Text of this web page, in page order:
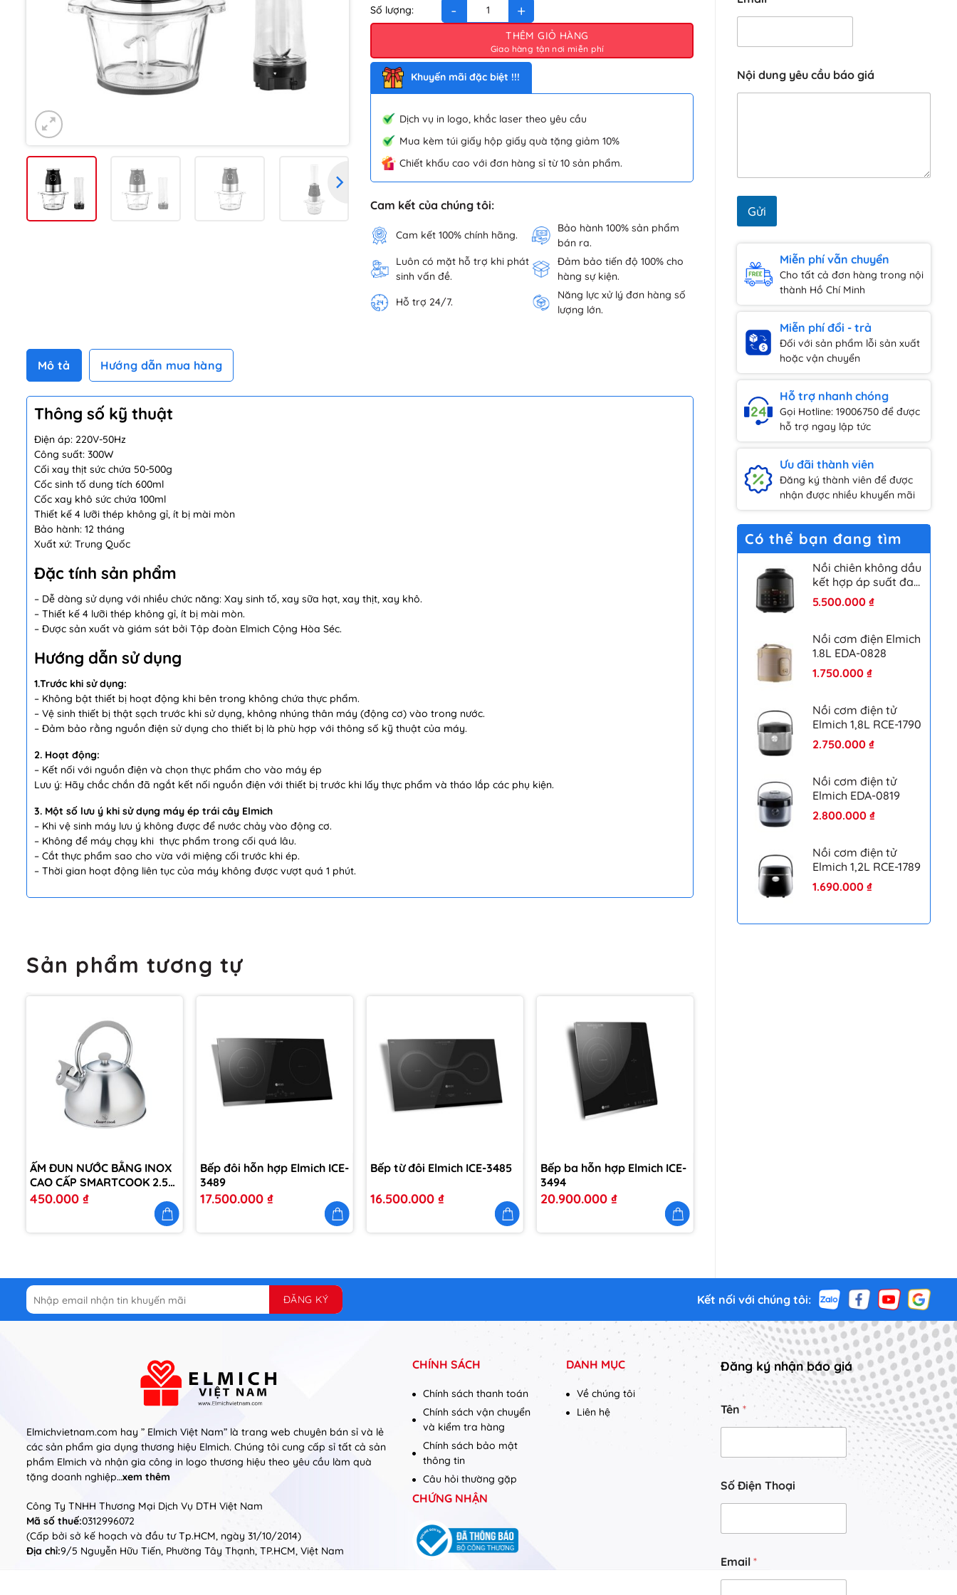
Nội dung yêu cầu báo giá
Gửi
Miễn phí vẫn chuyển
Cho tất cả đơn hàng trong nội
thành Hồ Chí Minh
Miễn phí đổi - trả
Đối với sản phẩm lỗi sản xuất
hoặc vận chuyển
Hỗ trợ nhanh chóng
Gọi Hotline: 19006750 để được
hỗ trợ ngay lập tức
Ưu đãi thành viên
Đăng ký thành viên để được
nhận được nhiều khuyến mãi
Có thể bạn đang tìm
Nồi chiên không dầu
kết hợp áp suất đa
năng Elmich AFE-
1808
5.500.000 ₫
Nồi cơm điện Elmich
1.8L EDA-0828
1.750.000 ₫
Nồi cơm điện tử
Elmich 1,8L RCE-1790
2.750.000 ₫
Nồi cơm điện tử
Elmich EDA-0819
2.800.000 ₫
Nồi cơm điện tử
Elmich 1,2L RCE-1789
1.690.000 ₫
MÁY XAY ĐA NĂNG EL-0807 số lượng
THÊM GIỎ HÀNG
Khuyến mãi đặc biệt !!!
Dịch vụ in logo, khắc laser theo yêu cầu
Mua kèm túi giấy hộp giấy quà tặng giảm 10%
Chiết khấu cao với đơn hàng sỉ từ 10 sản phẩm.
Cam kết của chúng tôi:
Cam kết 100% chính hãng.
Bảo hành 100% sản phẩm
bán ra.
Luôn có mặt hỗ trợ khi phát
sinh vấn đề.
Đảm bảo tiến độ 100% cho
hàng sự kiện.
Hỗ trợ 24/7.
Năng lực xử lý đơn hàng số
lượng lớn.
Mô tả Hướng dẫn mua hàng
Thông số kỹ thuật
Điện áp: 220V-50Hz
Công suất: 300W
Cối xay thịt sức chứa 50-500g
Cốc sinh tố dung tích 600ml
Cốc xay khô sức chứa 100ml
Thiết kế 4 lưỡi thép không gỉ, ít bị mài mòn
Bảo hành: 12 tháng
Xuất xứ: Trung Quốc
Đặc tính sản phẩm
– Dễ dàng sử dụng với nhiều chức năng: Xay sinh tố, xay sữa hạt, xay thịt, xay khô.
– Thiết kế 4 lưỡi thép không gỉ, ít bị mài mòn.
– Được sản xuất và giám sát bởi Tập đoàn Elmich Cộng Hòa Séc.
Hướng dẫn sử dụng
1.Trước khi sử dụng:
– Không bật thiết bị hoạt động khi bên trong không chứa thực phẩm.
– Vệ sinh thiết bị thật sạch trước khi sử dụng, không nhúng thân máy (động cơ) vào trong nước.
– Đảm bảo rằng nguồn điện sử dụng cho thiết bị là phù hợp với thông số kỹ thuật của máy.
2. Hoạt động:
– Kết nối với nguồn điện và chọn thực phẩm cho vào máy ép
Lưu ý: Hãy chắc chắn đã ngắt kết nối nguồn điện với thiết bị trước khi lấy thực phẩm và tháo lắp các phụ kiện.
3. Một số lưu ý khi sử dụng máy ép trái cây Elmich
– Khi vệ sinh máy lưu ý không được để nước chảy vào động cơ.
– Không để máy chạy khi thực phẩm trong cối quá lâu.
– Cắt thực phẩm sao cho vừa với miệng cối trước khi ép.
– Thời gian hoạt động liên tục của máy không được vượt quá 1 phút.
Sản phẩm tương tự
ẤM ĐUN NƯỚC BẰNG INOX
CAO CẤP SMARTCOOK 2.5L
SM3328
450.000 ₫
Thêm
vào
yêu
thích
Bếp đôi hỗn hợp Elmich ICE-
3489
17.500.000 ₫
Thêm
vào
yêu
thích
Bếp từ đôi Elmich ICE-3485
16.500.000₫
Bếp ba hỗn hợp Elmich ICE-
3494
20.900.000₫
Kết nối với chúng tôi:
Elmichvietnam.com hay ” Elmich Việt Nam” là trang web chuyên bán sỉ và lẻ
các sản phẩm gia dụng thương hiệu Elmich. Chúng tôi cung cấp sỉ tất cả sản
phẩm Elmich và nhận gia công in logo thương hiệu theo yêu cầu làm quà
tặng doanh nghiệp…xem thêm
Công Ty TNHH Thương Mại Dịch Vụ DTH Việt Nam
Mã số thuế:0312996072
(Cấp bởi sở kế hoạch và đầu tư Tp.HCM, ngày 31/10/2014)
Địa chỉ:9/5 Nguyễn Hữu Tiến, Phường Tây Thạnh, TP.HCM, Việt Nam
CHÍNH SÁCH
Chính sách thanh toán
Chính sách vận chuyển
và kiểm tra hàng
Chính sách bảo mật
thông tin
Câu hỏi thường gặp
CHỨNG NHẬN
DANH MỤC
Về chúng tôi
Liên hệ
Đăng ký nhận báo giá
u
n
T
n
Đ
i
n
Tên *
Số Điện Thoại
Email *